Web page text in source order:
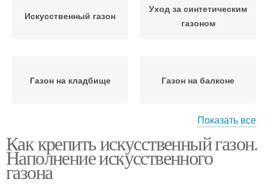
Искусственный газон
Уход за синтетическим
газоном
Газон на кладбище Газон на балконе
Газон на стену Газон на бетоне
Показать все
Как крепить искусственный газон.
Наполнение искусственного
газона